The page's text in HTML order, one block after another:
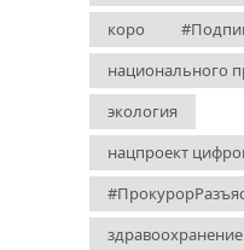
коро
национального
экология
нацпроект
здравоохранение